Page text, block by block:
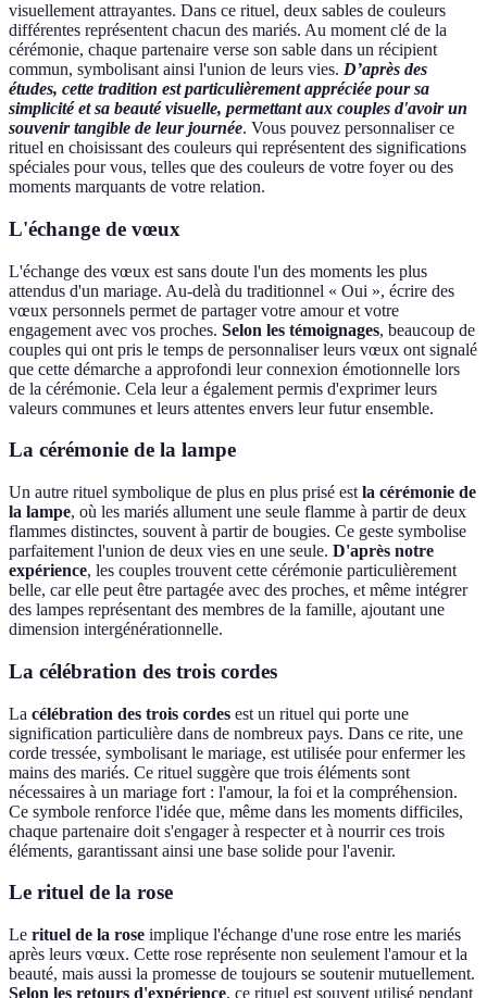
visuellement attrayantes. Dans ce rituel, deux sables de couleurs
différentes représentent chacun des mariés. Au moment clé de la
cérémonie, chaque partenaire verse son sable dans un récipient
commun, symbolisant ainsi l'union de leurs vies. D’après des
études, cette tradition est particulièrement appréciée pour sa
simplicité et sa beauté visuelle, permettant aux couples d'avoir un
souvenir tangible de leur journée. Vous pouvez personnaliser ce
rituel en choisissant des couleurs qui représentent des significations
spéciales pour vous, telles que des couleurs de votre foyer ou des
moments marquants de votre relation.
L'échange de vœux
L'échange des vœux est sans doute l'un des moments les plus
attendus d'un mariage. Au-delà du traditionnel « Oui », écrire des
vœux personnels permet de partager votre amour et votre
engagement avec vos proches. Selon les témoignages, beaucoup de
couples qui ont pris le temps de personnaliser leurs vœux ont signalé
que cette démarche a approfondi leur connexion émotionnelle lors
de la cérémonie. Cela leur a également permis d'exprimer leurs
valeurs communes et leurs attentes envers leur futur ensemble.
La cérémonie de la lampe
Un autre rituel symbolique de plus en plus prisé est la cérémonie de
la lampe, où les mariés allument une seule flamme à partir de deux
flammes distinctes, souvent à partir de bougies. Ce geste symbolise
parfaitement l'union de deux vies en une seule. D'après notre
expérience, les couples trouvent cette cérémonie particulièrement
belle, car elle peut être partagée avec des proches, et même intégrer
des lampes représentant des membres de la famille, ajoutant une
dimension intergénérationnelle.
La célébration des trois cordes
La célébration des trois cordes est un rituel qui porte une
signification particulière dans de nombreux pays. Dans ce rite, une
corde tressée, symbolisant le mariage, est utilisée pour enfermer les
mains des mariés. Ce rituel suggère que trois éléments sont
nécessaires à un mariage fort : l'amour, la foi et la compréhension.
Ce symbole renforce l'idée que, même dans les moments difficiles,
chaque partenaire doit s'engager à respecter et à nourrir ces trois
éléments, garantissant ainsi une base solide pour l'avenir.
Le rituel de la rose
Le rituel de la rose implique l'échange d'une rose entre les mariés
après leurs vœux. Cette rose représente non seulement l'amour et la
beauté, mais aussi la promesse de toujours se soutenir mutuellement.
Selon les retours d'expérience, ce rituel est souvent utilisé pendant